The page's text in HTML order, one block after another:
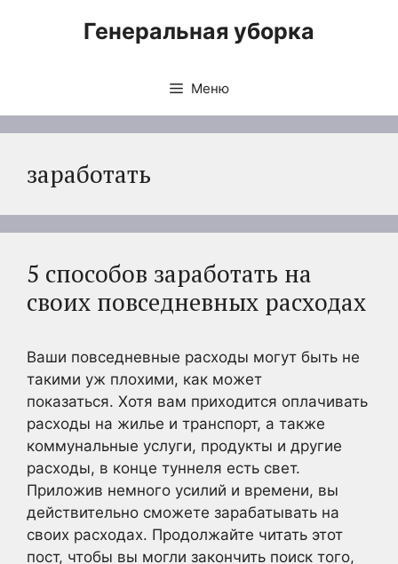
Генеральная уборка
Меню
заработать
5 способов заработать на
своих повседневных расходах
Ваши повседневные расходы могут быть не
такими уж плохими, как может
показаться. Хотя вам приходится оплачивать
расходы на жилье и транспорт, а также
коммунальные услуги, продукты и другие
расходы, в конце туннеля есть свет.
Приложив немного усилий и времени, вы
действительно сможете зарабатывать на
своих расходах. Продолжайте читать этот
пост, чтобы вы могли закончить поиск того,